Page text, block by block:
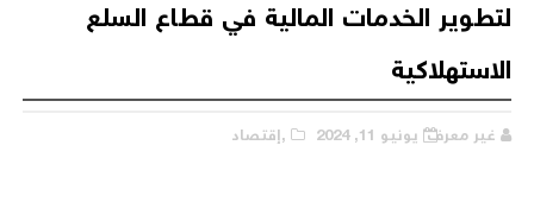
لتطوير الخدمات المالية في قطاع السلع
الاستهلاكية
غير معرف يونيو 11, 2024 ,إقتصاد